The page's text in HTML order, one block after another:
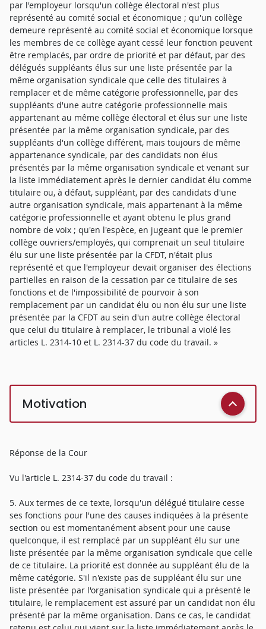
par l'employeur lorsqu'un collège électoral n'est plus
représenté au comité social et économique ; qu'un collège
demeure représenté au comité social et économique lorsque
les membres de ce collège ayant cessé leur fonction peuvent
être remplacés, par ordre de priorité et par défaut, par des
délégués suppléants élus sur une liste présentée par la
même organisation syndicale que celle des titulaires à
remplacer et de même catégorie professionnelle, par des
suppléants d'une autre catégorie professionnelle mais
appartenant au même collège électoral et élus sur une liste
présentée par la même organisation syndicale, par des
suppléants d'un collège différent, mais toujours de même
appartenance syndicale, par des candidats non élus
présentés par la même organisation syndicale et venant sur
la liste immédiatement après le dernier candidat élu comme
titulaire ou, à défaut, suppléant, par des candidats d'une
autre organisation syndicale, mais appartenant à la même
catégorie professionnelle et ayant obtenu le plus grand
nombre de voix ; qu'en l'espèce, en jugeant que le premier
collège ouvriers/employés, qui comprenait un seul titulaire
élu sur une liste présentée par la CFDT, n'était plus
représenté et que l'employeur devait organiser des élections
partielles en raison de la cessation par ce titulaire de ses
fonctions et de l'impossibilité de pourvoir à son
remplacement par un candidat élu ou non élu sur une liste
présentée par la CFDT au sein d'un autre collège électoral
que celui du titulaire à remplacer, le tribunal a violé les
articles L. 2314-10 et L. 2314-37 du code du travail. »
Motivation
Réponse de la Cour
Vu l'article L. 2314-37 du code du travail :
5. Aux termes de ce texte, lorsqu'un délégué titulaire cesse
ses fonctions pour l'une des causes indiquées à la présente
section ou est momentanément absent pour une cause
quelconque, il est remplacé par un suppléant élu sur une
liste présentée par la même organisation syndicale que celle
de ce titulaire. La priorité est donnée au suppléant élu de la
même catégorie. S'il n'existe pas de suppléant élu sur une
liste présentée par l'organisation syndicale qui a présenté le
titulaire, le remplacement est assuré par un candidat non élu
présenté par la même organisation. Dans ce cas, le candidat